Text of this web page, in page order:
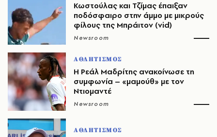
Κωστούλας και Τζίμας έπαιξαν
ποδόσφαιρο στην άμμο με μικρούς
φίλους της Μπράιτον (vid)
Newsroom
ΑΘΛΗΤΙΣΜΟΣ
Η Ρεάλ Μαδρίτης ανακοίνωσε τη
συμφωνία – «μαμούθ» με τον
Ντιομαντέ
Newsroom
ΑΘΛΗΤΙΣΜΟΣ